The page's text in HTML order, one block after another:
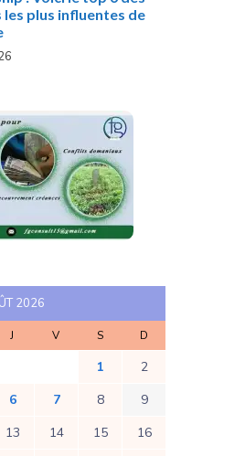
les plus influentes de
2026
J V S D
1
2
6 7 8
9
13 14 15
16